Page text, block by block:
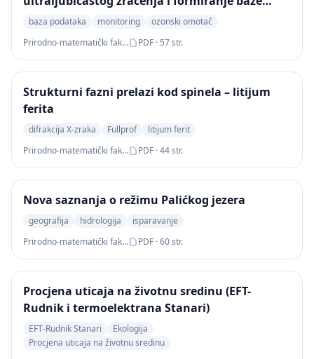
podataka
baza podataka monitoring
ozonski omotač
Prirodno-matematički fakultet
PDF · 57 str.
Strukturni fazni prelazi kod spinela – litijum
ferita
difrakcija X-zraka Fullprof
litijum ferit
Prirodno-matematički fakultet
PDF · 44 str.
Nova saznanja o režimu Palićkog jezera
geografija hidrologija
isparavanje
Prirodno-matematički fakultet
PDF · 60 str.
Procjena uticaja na životnu sredinu (EFT-
Rudnik i termoelektrana Stanari)
EFT-Rudnik Stanari
Ekologija
Procjena uticaja na životnu sredinu